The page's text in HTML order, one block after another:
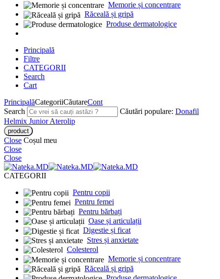
Memorie și concentrare
Răceală și gripă
Produse dermatologice
Principală
Filtre
CATEGORII
Search
Cart
PrincipalăCategoriiCăutareCont
Search
Căutări populare: Donafil
Helmix JuniorAterolip
Close Coșul meu
Close
Close
CATEGORII
Pentru copii
Pentru femei
Pentru bărbați
Oase și articulații
Digestie și ficat
Stres și anxietate
Colesterol
Memorie și concentrare
Răceală și gripă